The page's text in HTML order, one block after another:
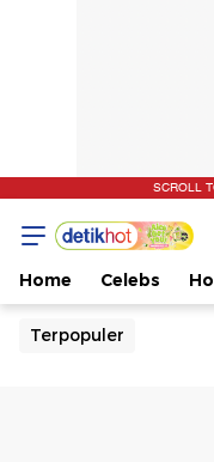
SCROLL
Home Celebs
Terpopuler